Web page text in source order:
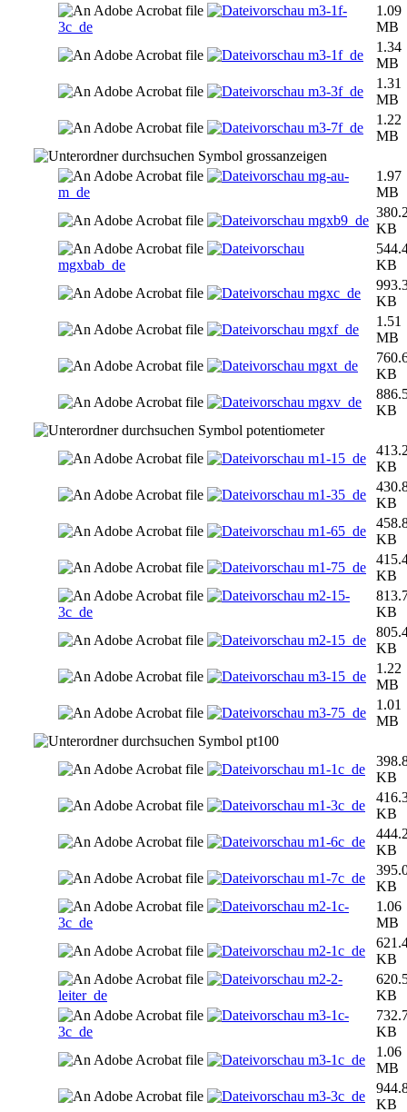
m3-1f-
3c_de
1.09
MB
m3-1f_de
1.34
MB
m3-3f_de
1.31
MB
m3-7f_de
1.22
MB
grossanzeigen
mg-au-
m_de
1.97
MB
mgxb9_de
KB
mgxbab_de
KB
mgxc_de
KB
mgxf_de
1.51
MB
mgxt_de
KB
mgxv_de
KB
potentiometer
m1-15_de
KB
m1-35_de
KB
m1-65_de
KB
m1-75_de
KB
m2-15-
3c_de
KB
m2-15_de
KB
m3-15_de
1.22
MB
m3-75_de
1.01
MB
pt100
m1-1c_de
KB
m1-3c_de
KB
m1-6c_de
KB
m1-7c_de
KB
m2-1c-
3c_de
1.06
MB
m2-1c_de
KB
m2-2-
leiter_de
KB
m3-1c-
3c_de
KB
m3-1c_de
1.06
MB
m3-3c_de
KB